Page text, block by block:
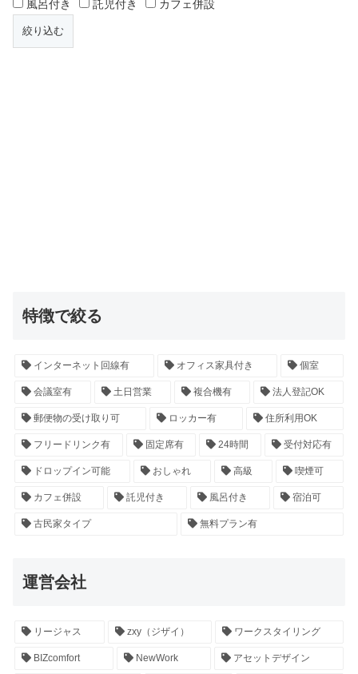
風呂付き
託児付き カフェ併設
特徴で絞る
インターネット回線有 オフィス家具付き 個室
会議室有 土日営業 複合機有 法人登記OK
郵便物の受け取り可 ロッカー有 住所利用OK
フリードリンク有 固定席有 24時間 受付対応有
ドロップイン可能 おしゃれ 高級 喫煙可
カフェ併設 託児付き 風呂付き 宿泊可
古民家タイプ 無料プラン有
運営会社
リージャス zxy（ジザイ） ワークスタイリング
BIZcomfort NewWork アセットデザイン